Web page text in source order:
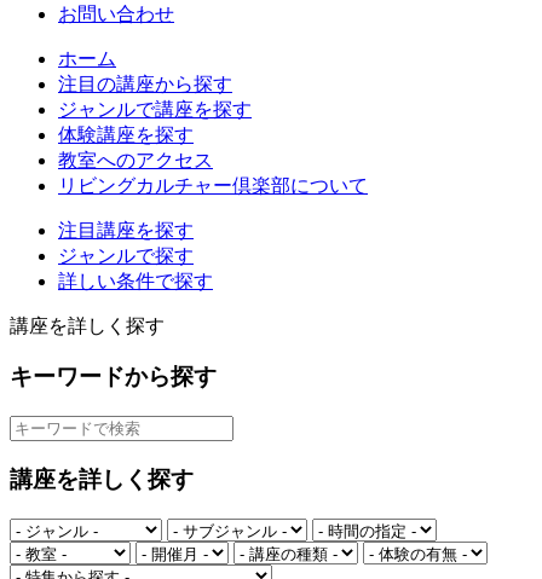
お問い合わせ
ホーム
注目の講座から探す
ジャンルで講座を探す
体験講座を探す
教室へのアクセス
リビングカルチャー倶楽部について
注目講座を探す
ジャンルで探す
詳しい条件で探す
講座を詳しく探す
キーワードから探す
講座を詳しく探す